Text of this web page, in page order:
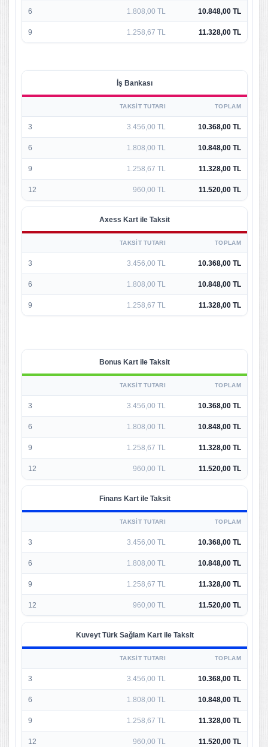
6 1.808,00 TL 10.848,00 TL
9 1.258,67 TL 11.328,00 TL
İş Bankası
TAKSIT TUTARI TOPLAM
3 3.456,00 TL 10.368,00 TL
6 1.808,00 TL 10.848,00 TL
9 1.258,67 TL 11.328,00 TL
12 960,00 TL 11.520,00 TL
Axess Kart ile Taksit
TAKSIT TUTARI TOPLAM
3 3.456,00 TL 10.368,00 TL
6 1.808,00 TL 10.848,00 TL
9 1.258,67 TL 11.328,00 TL
Bonus Kart ile Taksit
TAKSIT TUTARI TOPLAM
3 3.456,00 TL 10.368,00 TL
6 1.808,00 TL 10.848,00 TL
9 1.258,67 TL 11.328,00 TL
12 960,00 TL 11.520,00 TL
Finans Kart ile Taksit
TAKSIT TUTARI TOPLAM
3 3.456,00 TL 10.368,00 TL
6 1.808,00 TL 10.848,00 TL
9 1.258,67 TL 11.328,00 TL
12 960,00 TL 11.520,00 TL
Kuveyt Türk Sağlam Kart ile Taksit
TAKSIT TUTARI TOPLAM
3 3.456,00 TL 10.368,00 TL
6 1.808,00 TL 10.848,00 TL
9 1.258,67 TL 11.328,00 TL
12 960,00 TL 11.520,00 TL